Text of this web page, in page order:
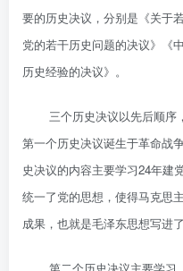
要的历史决议，分别是《关于
党的若干历史问题的决议》《
历史经验的决议》。
三个历史决议以先后顺序
第一个历史决议诞生于革命战
史决议的内容主要学习24年建
统一了党的思想，使得马克思
成果，也就是毛泽东思想写进了